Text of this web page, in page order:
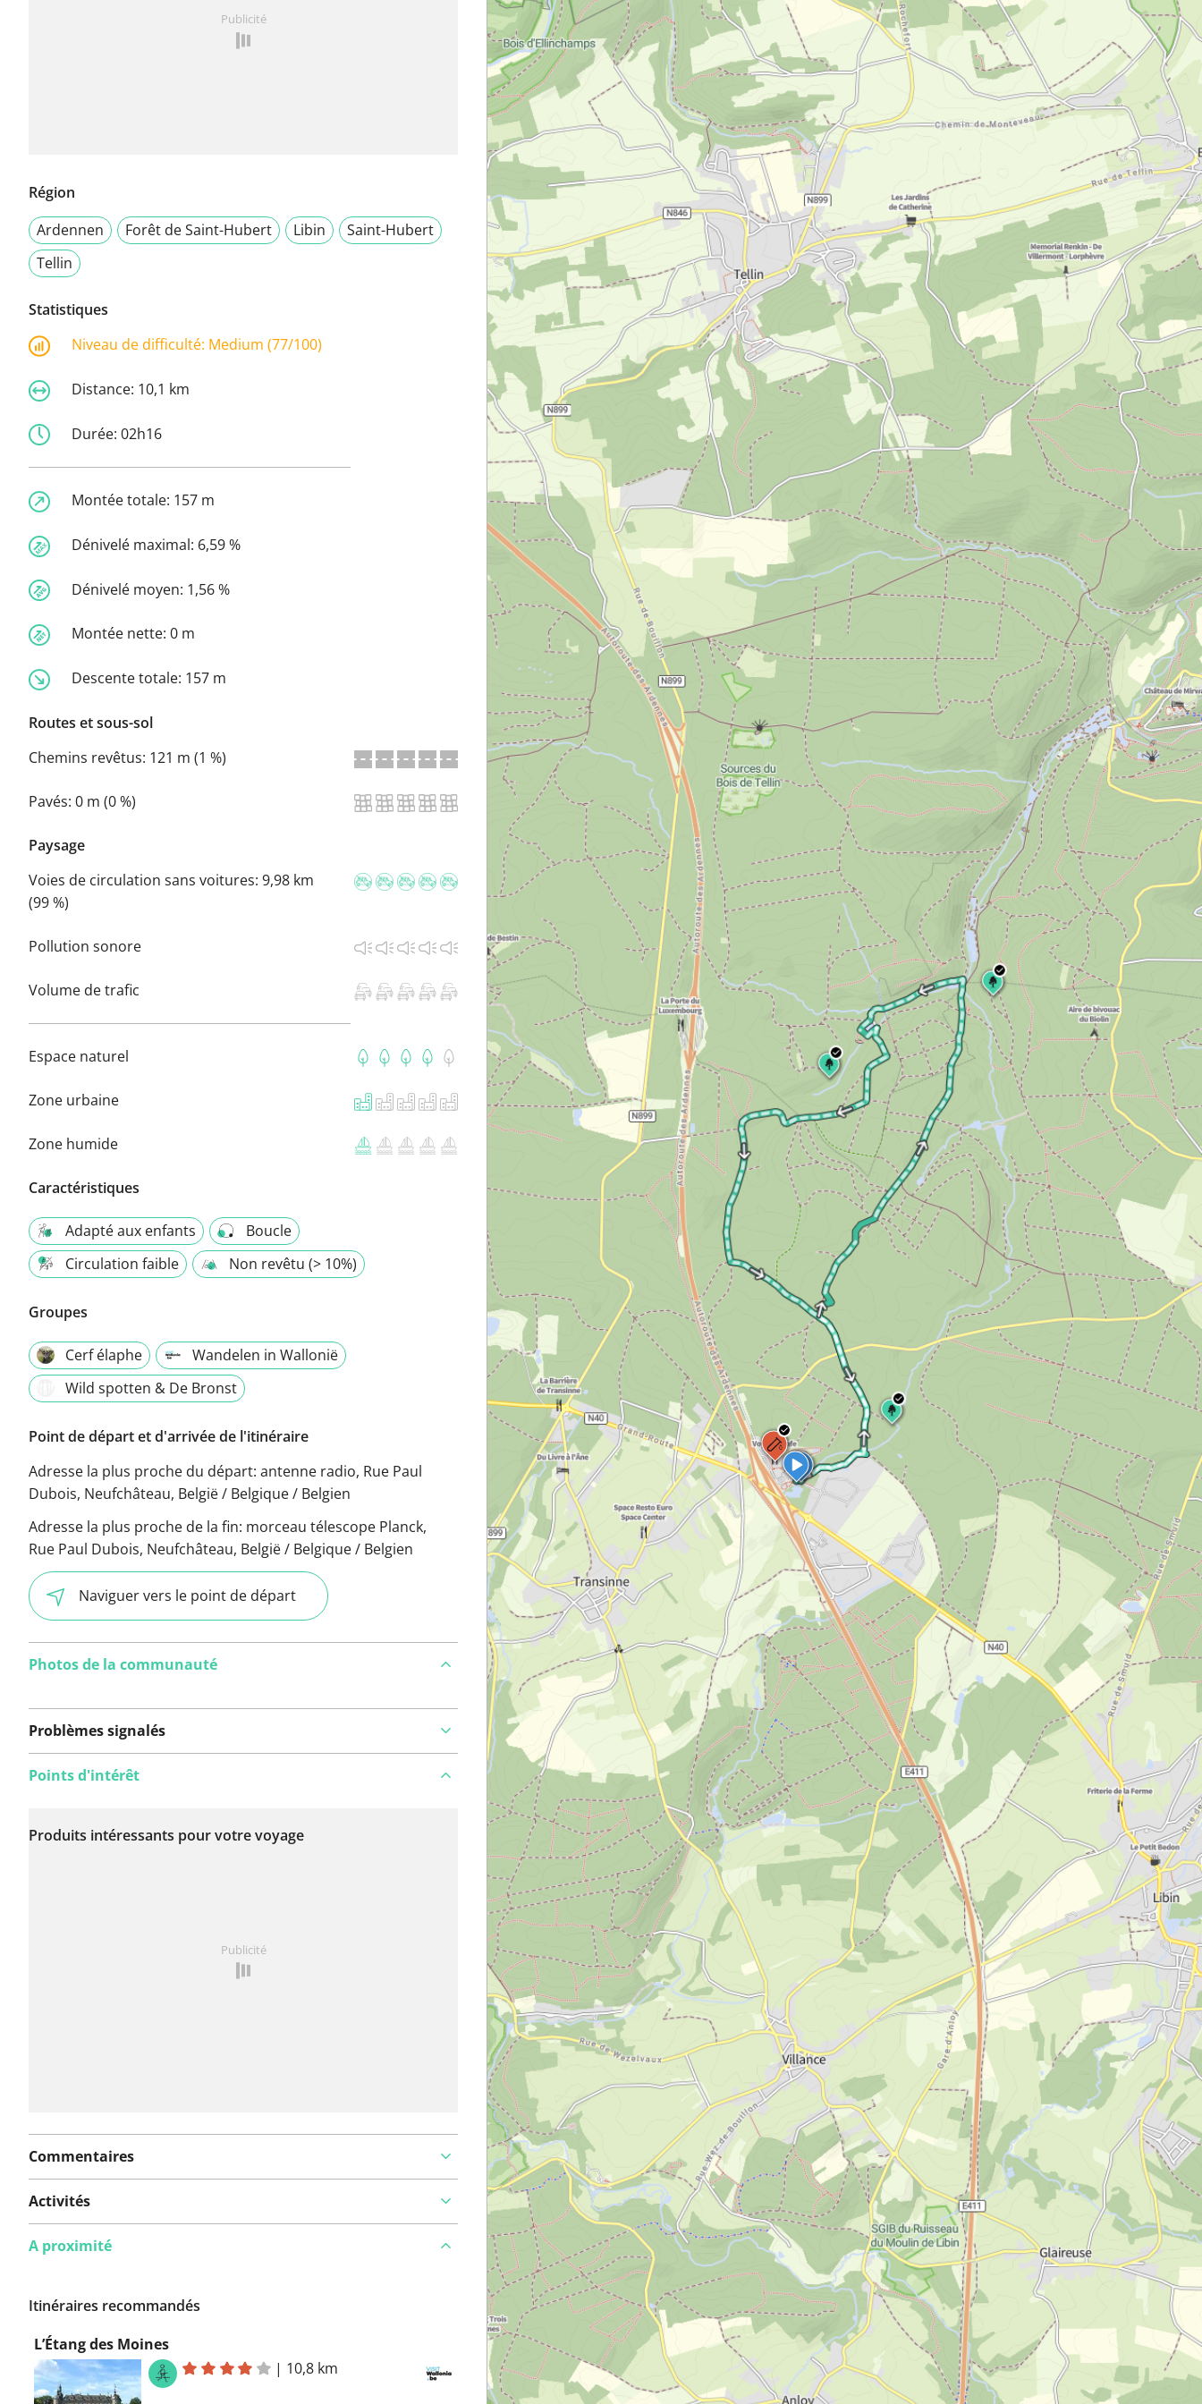
Publicité
Région
Ardennen
Forêt de Saint-Hubert Libin
Saint-Hubert
Tellin
Statistiques
Niveau de difficulté: Medium (77/100)
Distance: 10,1 km
Durée: 02h16
Montée totale: 157 m
Dénivelé maximal: 6,59 %
Dénivelé moyen: 1,56 %
Montée nette: 0 m
Descente totale: 157 m
Routes et sous-sol
Chemins revêtus: 121 m (1 %)
Pavés: 0 m (0 %)
Paysage
Voies de circulation sans voitures: 9,98 km
(99 %)
Pollution sonore
Volume de trafic
Espace naturel
Zone urbaine
Zone humide
Caractéristiques
Adapté aux enfants
Boucle
Circulation faible
Non revêtu (> 10%)
Groupes
Cerf élaphe
Wandelen in Wallonië
Wild spotten & De Bronst
Point de départ et d'arrivée de l'itinéraire
Adresse la plus proche du départ: antenne radio, Rue Paul
Dubois, Neufchâteau, België / Belgique / Belgien
Adresse la plus proche de la fin: morceau télescope Planck,
Rue Paul Dubois, Neufchâteau, België / Belgique / Belgien
Naviguer vers le point de départ
Photos de la communauté
Problèmes signalés
encore été signalé sur
Points d'intérêt
Produits intéressants pour votre voyage
Publicité
Commentaires
Activités
A proximité
Itinéraires recommandés
L’Étang des Moines
| 10,8 km